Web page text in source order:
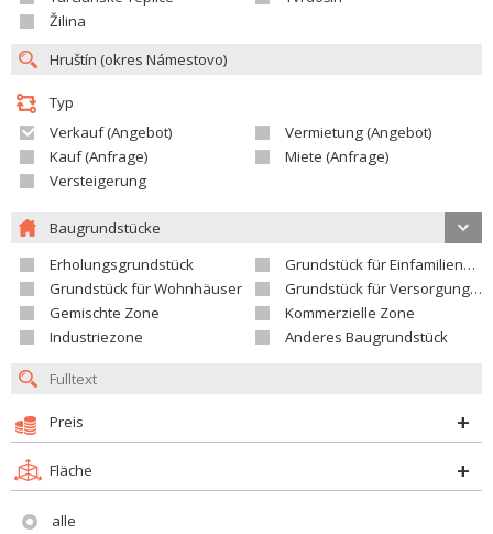
Žilina
Typ
Verkauf (Angebot)
Vermietung (Angebot)
Kauf (Anfrage)
Miete (Anfrage)
Versteigerung
Baugrundstücke
Erholungsgrundstück
Grundstück für Einfamilienhäuser
Grundstück für Wohnhäuser
Grundstück für Versorgungseinrichtungen
Gemischte Zone
Kommerzielle Zone
Industriezone
Anderes Baugrundstück
Preis
Fläche
alle